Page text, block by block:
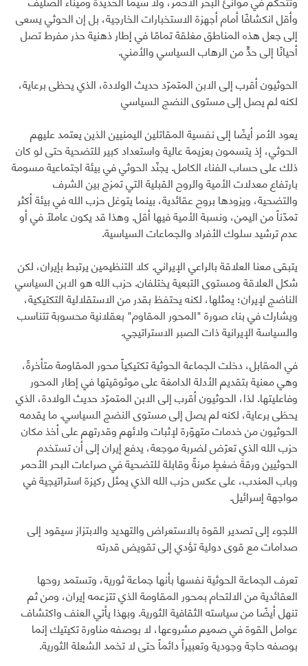
وأقل انكشافًا أمام أجهزة الاستخبارات الخارجية، بل إن الحوثي يسعى
إلى جعل هذه المناطق مغلقة تمامًا في إطار ذهنية حذر مفرط تصل
أحيانًا إلى حدٍّ من الرهاب السياسي والأمني.
الحوثيون أقرب إلى الابن المتمرّد حديث الولادة، الذي يحظى برعاية،
لكنه لم يصل إلى مستوى النضج السياسي
يعود الأمر أيضًا إلى نفسية المقاتلين اليمنيين الذين يعتمد عليهم
الحوثي، إذ يتسمون بعزيمة عالية واستعداد كبير للتضحية حتى لو كان
ذلك على حساب الفناء الكامل. يجنّد الحوثي في بيئة اجتماعية مسومة
بارتفاع معدلات الأمية والروح القبلية التي تمزج بين الشرف
والتضحية، ويزودها بروح عقائدية، بينما يتوغل حزب الله في بيئة أكثر
تمدّناً من اليمن، ونسبة الأمية فيها أقل. وهذا قد يكون عاملًا في أو
عدم ترشيد سلوك الأفراد والجماعات السياسية.
يتبقى معنا العلاقة بالراعي الإيراني. كلا التنظيمين يرتبط بإيران، لكن
شكل العلاقة ومستوى التبعية يختلفان. حزب الله هو الابن السياسي
الناضج لإيران؛ يمثلها، لكنه يحتفظ بقدر من الاستقلالية التكتيكية،
ويشارك في بناء صورة "المحور المقاوم" بعقلانية محسوبة تتناسب
والسياسة الإيرانية ذات الصبر الاستراتيجي.
في المقابل، دخلت الجماعة الحوثية تكتيكياً محور المقاومة متأخرةً،
وهي معنية بتقديم الأدلة الدامغة على موثوقيتها في إطار المحور
وفاعليتها. لذا، الحوثيون أقرب إلى الابن المتمرّد حديث الولادة، الذي
يحظى برعاية، لكنه لم يصل إلى مستوى النضج السياسي. ما يقدمه
الحوثيون من خدمات متهوّرة لإثبات ولائهم وقدرتهم على أخذ مكان
حزب الله الذي تعرّض لضربة موجعة، يدفع إيران إلى أن تستخدم
الحوثيين ورقةَ ضغطٍ مرنةً وقابلة للتضحية في صراعات البحر الأحمر
وباب المندب، على عكس حزب الله الذي يمثل ركيزة استراتيجية في
مواجهة إسرائيل.
اللجوء إلى تصدير القوة بالاستعراض والتهديد والابتزاز سيقود إلى
صدامات مع قوى دولية تؤدي إلى تقويض قدرته
تعرف الجماعة الحوثية نفسها بأنها جماعة ثورية، وتستمد روحها
العقائدية من الالتحام بمحور المقاومة الذي تتزعمه إيران، ومن ثم
تنهل أيضًا من سياسته الثقافية الثورية. وبهذا يأتي العنف واكتشاف
عوامل القوة في صميم مشروعها، لا بوصفه مناورة تكيتيك إنما
بوصفه حاجة وجودية وتعبيراً دائماً حتى لا تخمد الشعلة الثورية.